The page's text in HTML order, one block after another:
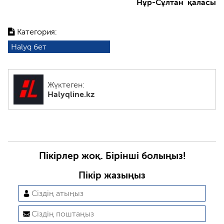
Категория:
Halyq бет
Жүктеген:
Halyqline.kz
Нұр-Сұлтан қаласы
Пікірлер жоқ. Бірінші болыңыз!
Пікір жазыңыз